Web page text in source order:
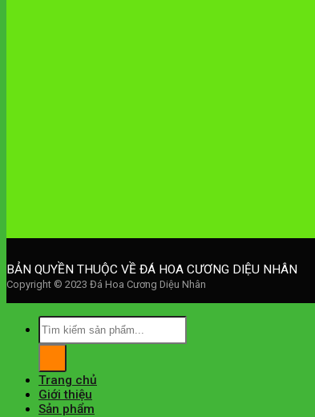
BẢN QUYỀN THUỘC VỀ ĐÁ HOA CƯƠNG DIỆU NHÂN
Copyright © 2023 Đá Hoa Cương Diệu Nhân
Trang chủ
Giới thiệu
Sản phẩm